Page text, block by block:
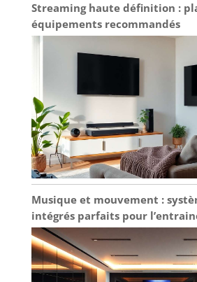
Streaming haute définition :
équipements recommandés
Musique et mouvement :
intégrés parfaits pour